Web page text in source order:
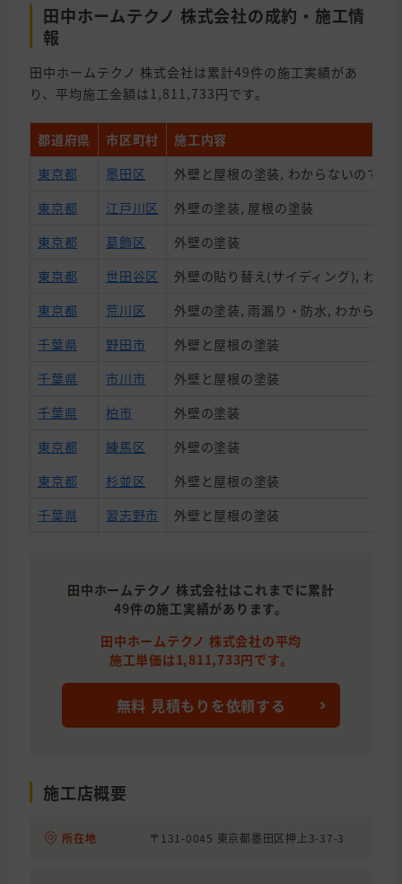
田中ホームテクノ 株式会社の成約・施工情
報
田中ホームテクノ 株式会社は累計49件の施工実績があ
り、平均施工金額は1,811,733円です。
都道府県 市区町村
施工内容
東京都
墨田区
外壁と屋根の塗装, わからないので相
東京都
江戸川区
外壁の塗装, 屋根の塗装
東京都
葛飾区
外壁の塗装
東京都
世田谷区
外壁の貼り替え(サイディング), わか
東京都
荒川区
外壁の塗装, 雨漏り・防水, わからな
千葉県
野田市
外壁と屋根の塗装
千葉県
市川市
外壁と屋根の塗装
千葉県
柏市
外壁の塗装
東京都
練馬区
外壁の塗装
東京都
杉並区
外壁と屋根の塗装
千葉県
習志野市
外壁と屋根の塗装
東京都
墨田区
外壁と屋根の塗装
豊島区
外壁と屋根の塗装
三鷹市
外壁の塗装
東京都
練馬区
外壁と屋根の塗装, 雨漏り・防水
東京都
東京都
杉並区
田中ホームテクノ 株式会社はこれまでに累計
49件の施工実績があります。
田中ホームテクノ 株式会社の平均
施工単価は1,811,733円です。
無料 見積もりを依頼する
施工店概要
所在地 〒131-0045 東京都墨田区押上3-37-3